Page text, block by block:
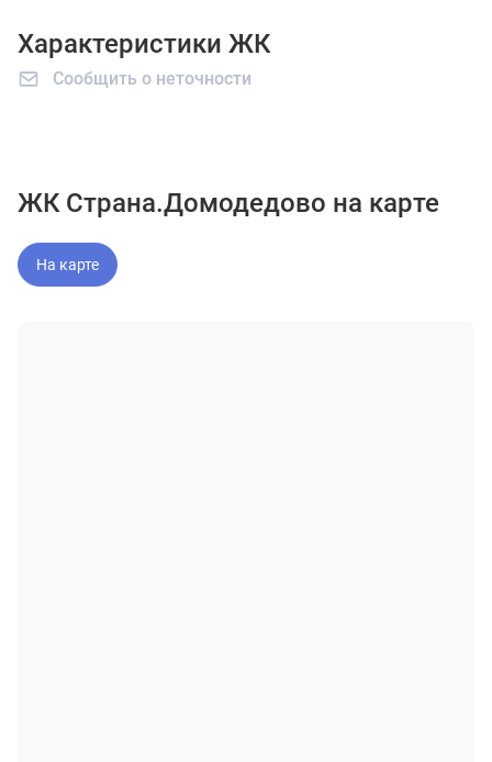
Характеристики ЖК
Сообщить о неточности
ЖК Страна.Домодедово на карте
На карте